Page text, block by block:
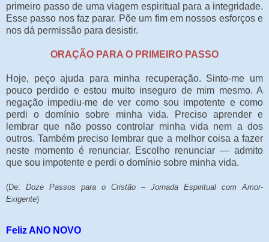
primeiro passo de uma viagem espiritual para a integridade.
Esse passo nos faz parar. Põe um fim em nossos esforços e
nos dá permissão para desistir.
ORAÇÃO PARA O PRIMEIRO PASSO
Hoje, peço ajuda para minha recuperação. Sinto-me um
pouco perdido e estou muito inseguro de mim mesmo. A
negação impediu-me de ver como sou impotente e como
perdi o domínio sobre minha vida. Preciso aprender e
lembrar que não posso controlar minha vida nem a dos
outros. Também preciso lembrar que a melhor coisa a fazer
neste momento é renunciar. Escolho renunciar — admito
que sou impotente e perdi o domínio sobre minha vida.
(De: Doze Passos para o Cristão – Jornada Espiritual com Amor-
Exigente)
Feliz ANO NOVO